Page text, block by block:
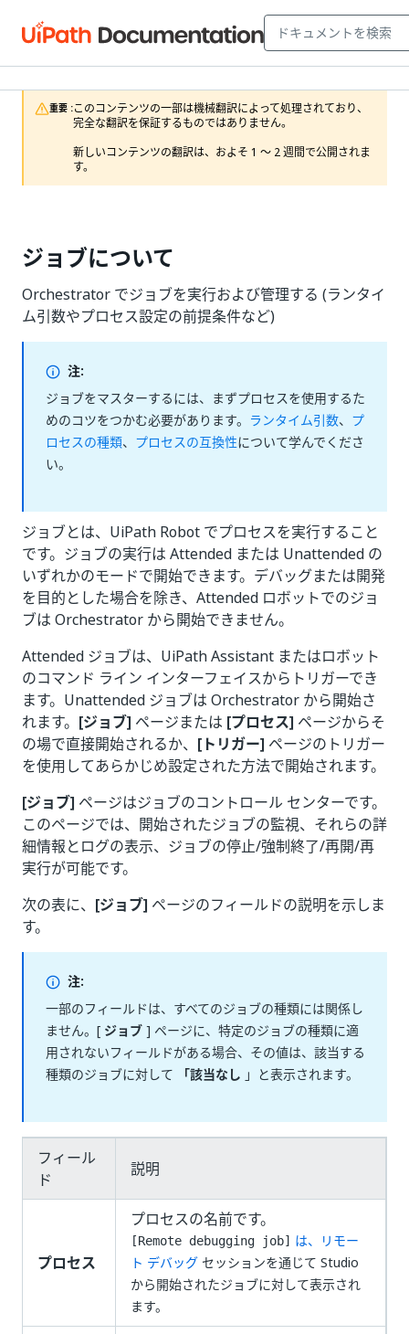
重要 :このコンテンツの一部は機械翻訳によって処理されており、
完全な翻訳を保証するものではありません。
新しいコンテンツの翻訳は、およそ 1 ～ 2 週間で公開されま
す。
ジョブについて
Orchestrator でジョブを実行および管理する (ランタイ
ム引数やプロセス設定の前提条件など)
注:
ジョブをマスターするには、まずプロセスを使用するた
めのコツをつかむ必要があります。 ランタイム引数、 プ
ロセスの種類、 プロセスの互換性について学んでくださ
い。
ジョブとは、UiPath Robot でプロセスを実行すること
です。ジョブの実行は Attended または Unattended の
いずれかのモードで開始できます。デバッグまたは開発
を目的とした場合を除き、Attended ロボットでのジョ
ブは Orchestrator から開始できません。
Attended ジョブは、UiPath Assistant またはロボット
のコマンド ライン インターフェイスからトリガーでき
ます。Unattended ジョブは Orchestrator から開始さ
れます。 [ジョブ] ページまたは [プロセス] ページからそ
の場で直接開始されるか、 [トリガー] ページのトリガー
を使用してあらかじめ設定された方法で開始されます。
[ジョブ] ページはジョブのコントロール センターです。
このページでは、開始されたジョブの監視、それらの詳
細情報とログの表示、ジョブの停止/強制終了/再開/再
実行が可能です。
次の表に、 [ジョブ] ページのフィールドの説明を示しま
す。
注:
一部のフィールドは、すべてのジョブの種類には関係し
ません。[ ジョブ] ページに、特定のジョブの種類に適
用されないフィールドがある場合、その値は、該当する
種類のジョブに対して
「該当なし 」と表示されます。
フィール
ド
説明
プロセス
プロセスの名前です。
[Remote debugging job] は、リモー
ト デバッグ セッションを通じて Studio
から開始されたジョブに対して表示され
ます。